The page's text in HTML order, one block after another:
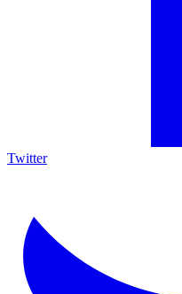
Twitter